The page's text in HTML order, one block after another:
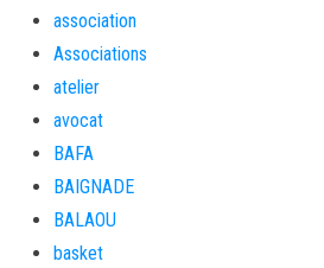
association
Associations
atelier
avocat
BAFA
BAIGNADE
BALAOU
basket